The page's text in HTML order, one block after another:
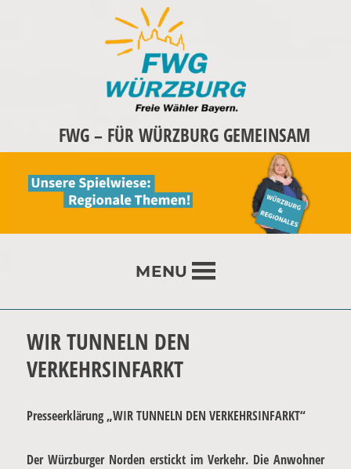
FWG – FÜR WÜRZBURG GEMEINSAM
MENU
WIR TUNNELN DEN
VERKEHRSINFARKT
Presseerklärung „WIR TUNNELN DEN VERKEHRSINFARKT“
Der Würzburger Norden erstickt im Verkehr. Die Anwohner